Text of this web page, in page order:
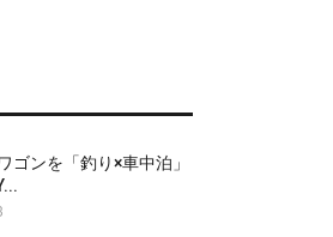
ゴンを「釣り×車中泊」